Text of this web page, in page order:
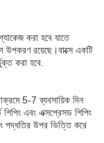
করা হবে যাতে
উপকরণ রয়েছে।বাক্সে একটি
করা হবে.
5-7 ব্যবসায়িক দিন
এবং এক্সপ্রেসড শিপিং
পদ্ধতির উপর ভিত্তি করে